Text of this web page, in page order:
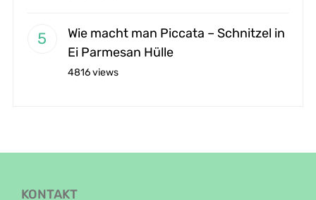
Wie macht man Piccata – Schnitzel in
Ei Parmesan Hülle
4816 views
KONTAKT